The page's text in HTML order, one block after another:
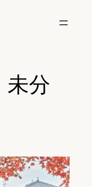
未分